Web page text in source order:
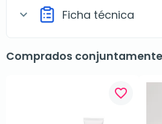
expand_more Ficha técnica
Comprados conjuntamente
favorite_border